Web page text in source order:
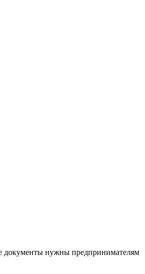
документы нужны предпринимателям